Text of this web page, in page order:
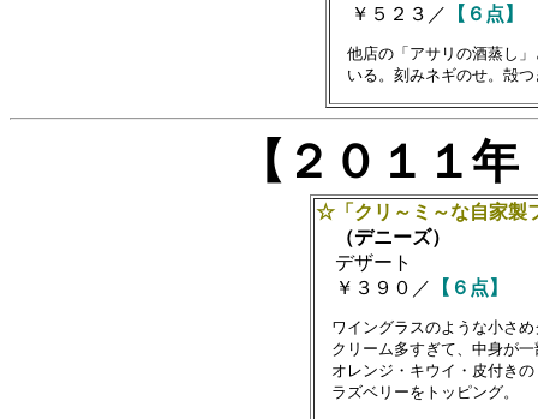
￥５２３／ 【６点】
他店の「アサリの酒蒸し
【２０１１
☆「クリ～ミ～な自家製
（デニーズ）
デザート
￥３９０／ 【６点】
ワイングラスのような小さ
クリーム多すぎて、中身が一
オレンジ・キウイ・皮付きの